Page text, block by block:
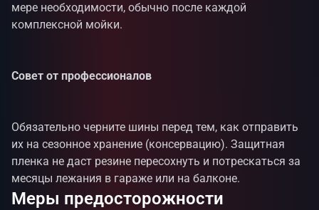
мере необходимости, обычно после каждой
комплексной мойки.
Совет от профессионалов
Обязательно черните шины перед тем, как отправить
их на сезонное хранение (консервацию). Защитная
пленка не даст резине пересохнуть и потрескаться за
месяцы лежания в гараже или на балконе.
Меры предосторожности